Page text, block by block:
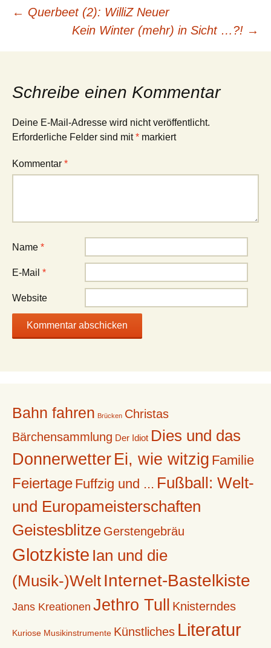
Beitragsnavigation
← Querbeet (2): WilliZ Neuer
Kein Winter (mehr) in Sicht …?! →
Schreibe einen Kommentar
Deine E-Mail-Adresse wird nicht veröffentlicht.
Erforderliche Felder sind mit* markiert
Kommentar *
Name *
E-Mail *
Website
Bahn fahren Brücken Christas
Bärchensammlung Der Idiot Dies und das
Donnerwetter Ei, wie witzig Familie
Feiertage Fuffzig und ... Fußball: Welt-
und Europameisterschaften
Geistesblitze Gerstengebräu
Glotzkiste Ian und die
(Musik-)Welt Internet-Bastelkiste
Jans Kreationen Jethro Tull Knisterndes
Kuriose Musikinstrumente Künstliches Literatur